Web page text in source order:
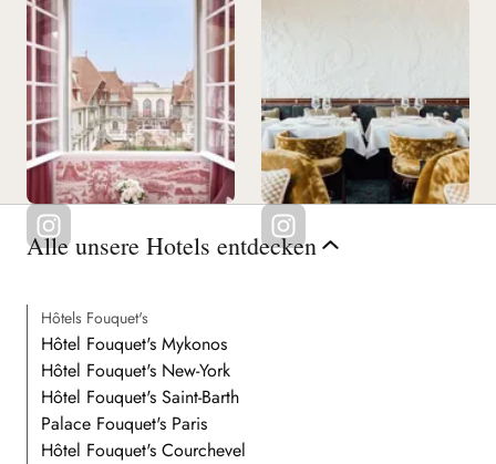
Alle unsere Hotels entdecken
Hôtels Fouquet's
Hôtel Fouquet's Mykonos
Hôtel Fouquet's New-York
Hôtel Fouquet's Saint-Barth
Palace Fouquet's Paris
Hôtel Fouquet's Courchevel